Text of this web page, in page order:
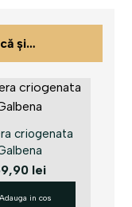
și…
criogenata
lei
Adauga in cos